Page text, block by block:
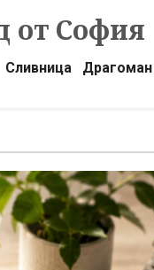
от София
Сливница Драгоман